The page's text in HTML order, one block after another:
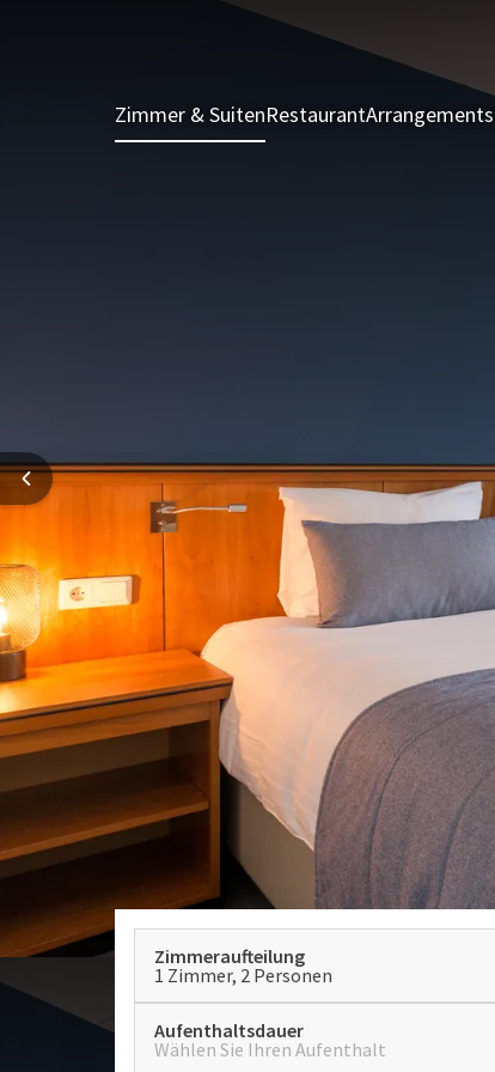
Zimmer & SuitenRestaurantArrangements
Zimmeraufteilung
1 Zimmer, 2 Personen
Aufenthaltsdauer
Wählen Sie Ihren Aufenthalt